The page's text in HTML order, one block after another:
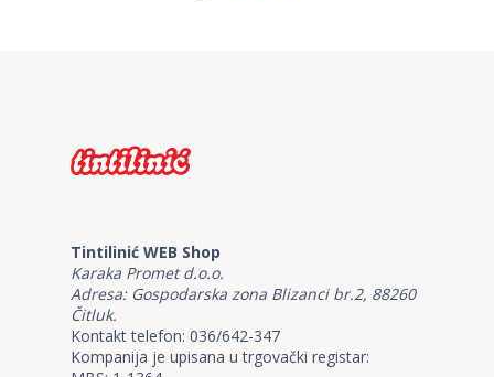
Tintilinić WEB Shop
Karaka Promet d.o.o.
Adresa: Gospodarska zona Blizanci br.2, 88260
Čitluk.
Kontakt telefon: 036/642-347
Kompanija je upisana u trgovački registar: